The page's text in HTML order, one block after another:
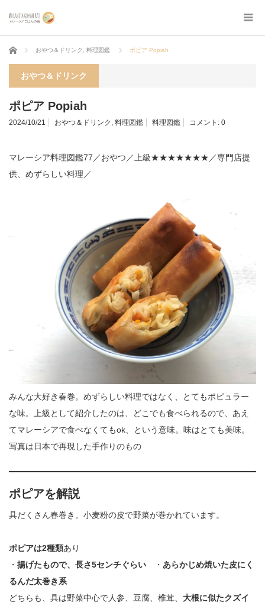
ホーム おやつ＆ドリンク 料理図鑑 ポピア Popiah
おやつ＆ドリンク
ポピア Popiah
2024/10/21 おやつ＆ドリンク , 料理図鑑 料理図鑑 コメント: 0
マレーシア料理図鑑77／おやつ／上級★★★★★★★／専門店提
供、めずらしい料理／
みんな大好き春巻。めずらしい料理ではなく、とてもポピュラー
な味。上級として紹介したのは、どこでも食べられるので、あえ
てマレーシアで食べなくてもok、という意味。味はとても美味。
写真は日本で再現した手作りのもの
ポピアを解説
具だくさん春巻き。小麦粉の皮で野菜が巻かれています。
ポピアは2種類あり
・ 揚げたもので、長さ5センチぐらい ・ あらかじめ焼いた皮にく
るんだ太巻き系
どちらも、具は野菜中心で人参、豆腐、椎茸、 大根に似たクズイ